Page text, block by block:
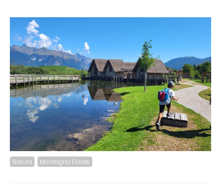
Natura Montagna Estate